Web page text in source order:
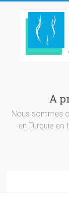
A
Nous sommes
en Turquie